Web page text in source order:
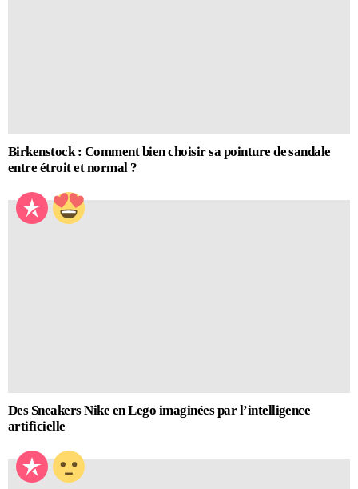
Birkenstock : Comment bien choisir sa pointure de sandale
entre étroit et normal ?
Des Sneakers Nike en Lego imaginées par l’intelligence
artificielle